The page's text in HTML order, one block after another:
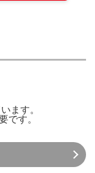
ます。
です。